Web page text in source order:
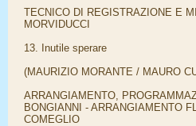
TECNICO DI REGISTRAZIONE E
MORVIDUCCI
13. Inutile sperare
(MAURIZIO MORANTE / MAURO
ARRANGIAMENTO,
BONGIANNI - ARRANGIAMENTO
COMEGLIO